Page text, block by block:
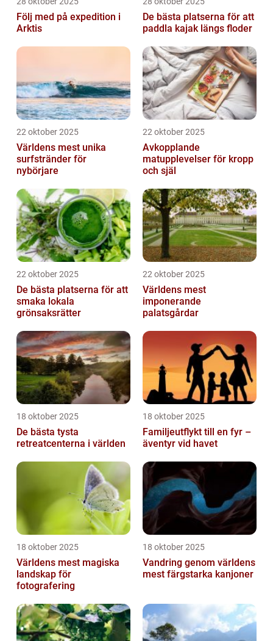
Följ med på expedition i
Arktis
De bästa platserna för att
paddla kajak längs floder
22 oktober 2025
Världens mest unika
surfstränder för
nybörjare
22 oktober 2025
Avkopplande
matupplevelser för kropp
och själ
22 oktober 2025
De bästa platserna för att
smaka lokala
grönsaksrätter
22 oktober 2025
Världens mest
imponerande
palatsgårdar
18 oktober 2025
De bästa tysta
retreatcenterna i världen
18 oktober 2025
Familjeutflykt till en fyr –
äventyr vid havet
18 oktober 2025
Världens mest magiska
landskap för
fotografering
18 oktober 2025
Vandring genom världens
mest färgstarka kanjoner